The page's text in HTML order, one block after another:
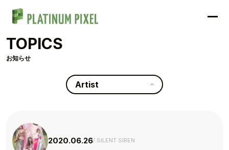
TOPICS
お知らせ
Artist
2020.06.26 SILENT SIREN